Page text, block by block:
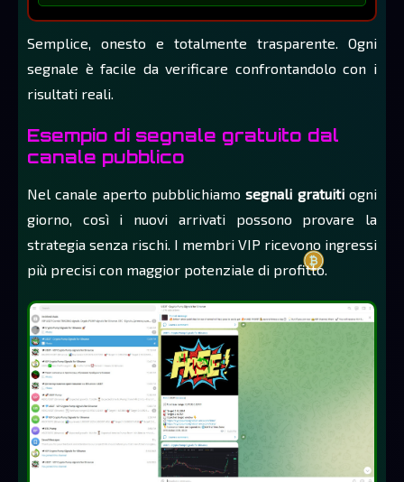
Semplice, onesto e totalmente trasparente. Ogni
segnale è facile da verificare confrontandolo con i
risultati reali.
Esempio di segnale gratuito dal
canale pubblico
Nel canale aperto pubblichiamosegnali gratuitiogni
giorno, così i nuovi arrivati possono provare la
strategia senza rischi. I membri VIP ricevono ingressi
più precisi con maggior potenziale di profitto.